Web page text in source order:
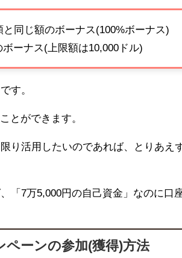
じ額のボーナス(100%ボーナス)
ナス(上限額は10,000ドル)
す。
とができます。
り活用したいのであれば、とりあえ
「7万5,000円の自己資金」なのに口
ペーンの参加(獲得)方法